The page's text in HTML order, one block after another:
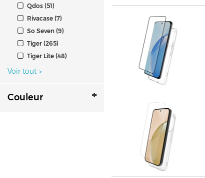
Qdos (51)
Rivacase (7)
So Seven (9)
Tiger (265)
Tiger Lite (48)
Voir tout >
Couleur